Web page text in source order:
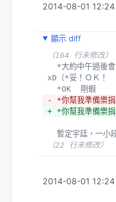
2014-08-01
顯示 diff
（164 行未修改）
xD（*妥！ＯＫ！
  *OK  剛蝦
- *你幫我準備樂捐
+ *你幫我準備樂捐
暫定宇廷，一
（22 行未修改）
2014-08-01